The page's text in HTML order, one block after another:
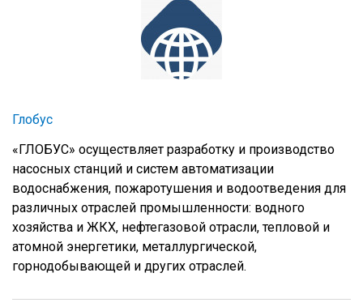
Глобус
«ГЛОБУС» осуществляет разработку и производство
насосных станций и систем автоматизации
водоснабжения, пожаротушения и водоотведения для
различных отраслей промышленности: водного
хозяйства и ЖКХ, нефтегазовой отрасли, тепловой и
атомной энергетики, металлургической,
горнодобывающей и других отраслей.